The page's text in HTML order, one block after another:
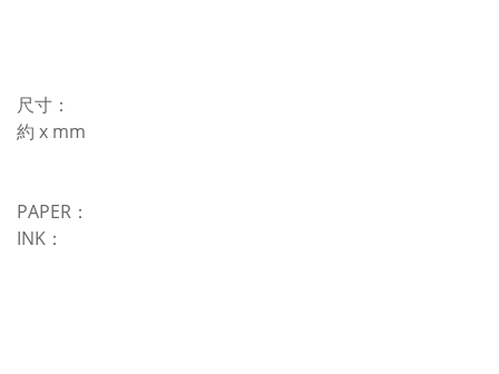
尺寸：
約 x mm
PAPER：
INK：